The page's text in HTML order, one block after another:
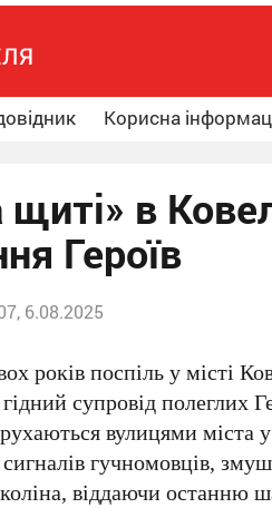
Корисна
щиті» в
Героїв
6.08.2025
років поспіль у місті
гідний супровід полеглих
вулицями міста
сигналів гучномовців,
віддаючи останню